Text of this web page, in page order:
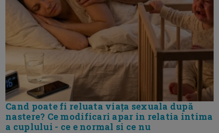
Cand poate fi reluata viața sexuala după
nastere? Ce modificari apar in relatia intima
a cuplului - ce e normal si ce nu